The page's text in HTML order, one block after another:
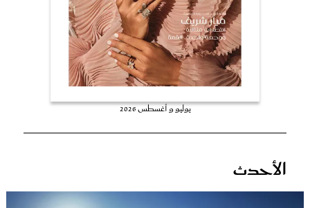
يوليو و أغسطس 2026
الأحدث
غلاف رفمي